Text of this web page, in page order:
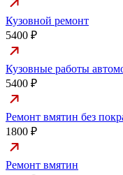
Кузовной ремонт
5400 ₽
Кузовные работы
5400 ₽
Ремонт вмятин без
1800 ₽
Ремонт вмятин